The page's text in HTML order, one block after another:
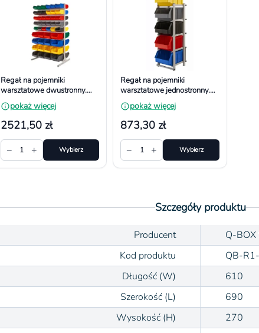
Regał na pojemniki
warsztatowe dwustronny.
Wym. 1610x940x650 mm,
92 pojemniki
pokaż więcej
2521,50 zł
− 1 + Wybierz
Regał na pojemniki
warsztatowe jednostronny.
Wym. 1040x490x380 mm
pokaż więcej
873,30 zł
− 1 + Wybierz
Szczegóły produktu
Producent
Q-BOX
Kod produktu
QB-
Długość (W)
610
Szerokość (L)
690
Wysokość (H)
270